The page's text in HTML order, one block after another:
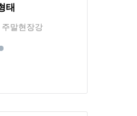
태
주말현장강